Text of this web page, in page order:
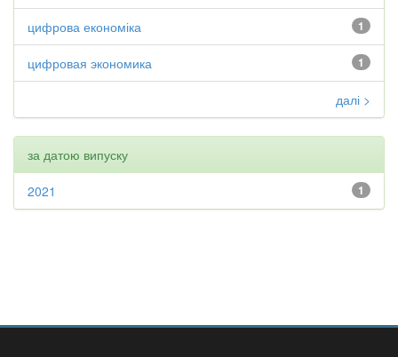
1
цифрова економіка
1
цифровая экономика
далі >
за датою випуску
1
2021